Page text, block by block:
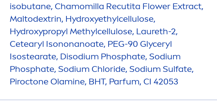
isobutane, Chamomilla Recutita Flower Extract,
Maltodextrin, Hydroxyethylcellulose,
Hydroxypropyl Methylcellulose, Laureth-2,
Cetearyl Isononanoate, PEG-90 Glyceryl
Isostearate, Disodium Phosphate, Sodium
Phosphate, Sodium Chloride, Sodium Sulfate,
Piroctone Olamine, BHT, Parfum, CI 42053